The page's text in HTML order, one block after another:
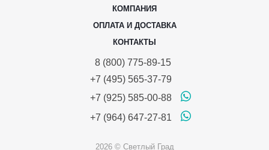
КОМПАНИЯ
ОПЛАТА И ДОСТАВКА
КОНТАКТЫ
8 (800) 775-89-15
+7 (495) 565-37-79
+7 (925) 585-00-88
+7 (964) 647-27-81
2026 © Светлый Град